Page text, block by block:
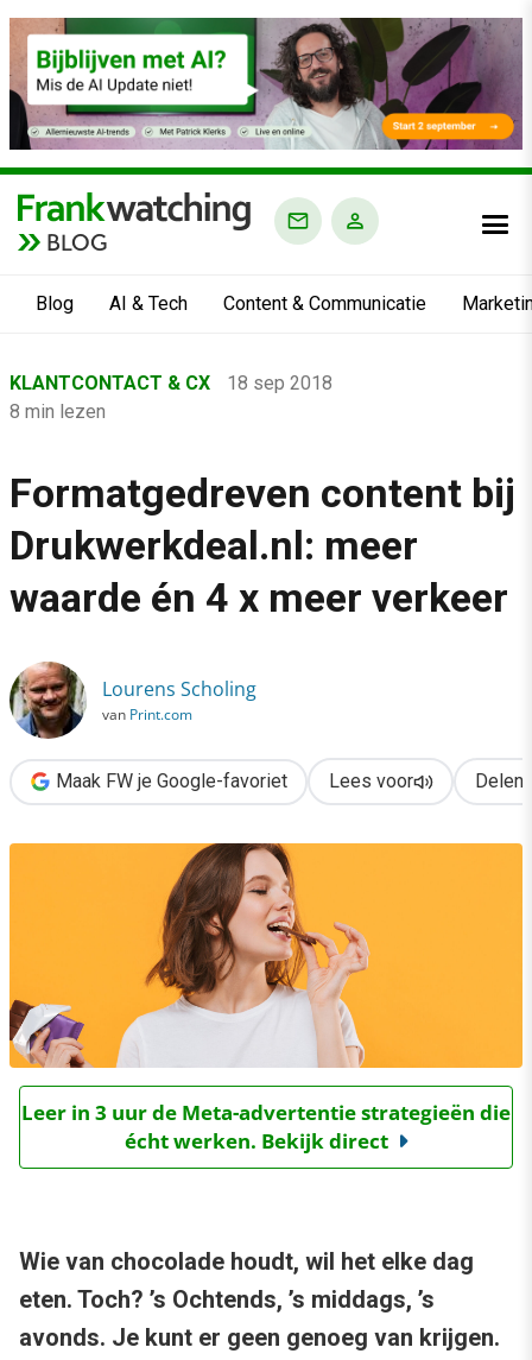
BLOG
Blog AI & Tech Content & Communicatie
›
Klantcontact & CX
›
Formatgedreven content bij Drukwerkdeal.nl: meer waarde én
KLANTCONTACT & CX
18 sep 2018
8 min lezen
Formatgedreven content bij
Drukwerkdeal.nl: meer
waarde én 4 x meer verkeer
Lourens Scholing
van Print.com
Maak FW je Google-favoriet Lees voor Delen
Leer in 3 uur de Meta-advertentie strategieën die
écht werken. Bekijk direct
Wie van chocolade houdt, wil het elke dag
eten. Toch? ’s Ochtends, ’s middags, ’s
avonds. Je kunt er geen genoeg van krijgen.